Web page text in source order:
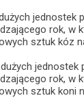
jednostek
rok, w
sztuk kóz
rok, w
sztuk koni